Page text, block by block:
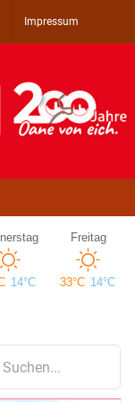
Impressum